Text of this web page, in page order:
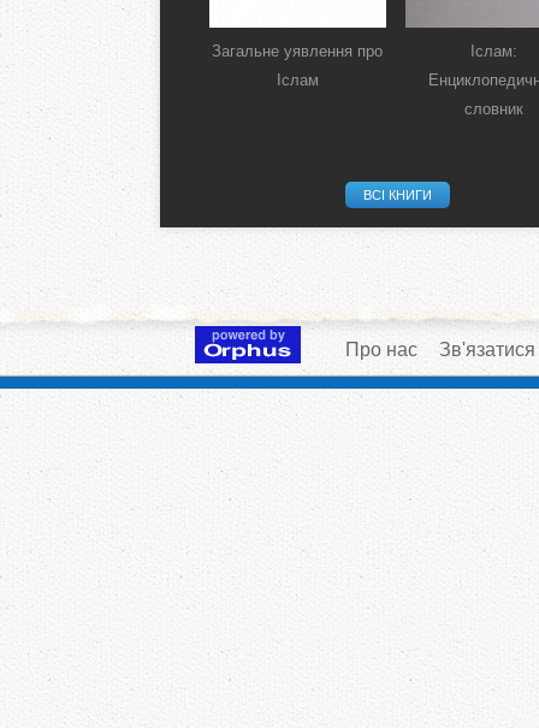
Загальне уявлення про
Іслам
Іслам:
словник
ВСІ КНИГИ
Про нас